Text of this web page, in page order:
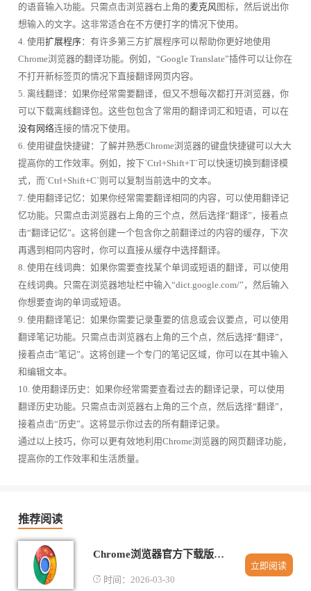
的语音输入功能。只需点击浏览器右上角的麦克风图标，然后说出你
想输入的文字。这非常适合在不方便打字的情况下使用。
4. 使用扩展程序：有许多第三方扩展程序可以帮助你更好地使用
Chrome浏览器的翻译功能。例如，“Google Translate”插件可以让你在
不打开新标签页的情况下直接翻译网页内容。
5. 离线翻译：如果你经常需要翻译，但又不想每次都打开浏览器，你
可以下载离线翻译包。这些包包含了常用的翻译词汇和短语，可以在
没有网络连接的情况下使用。
6. 使用键盘快捷键：了解并熟悉Chrome浏览器的键盘快捷键可以大大
提高你的工作效率。例如，按下`Ctrl+Shift+T`可以快速切换到翻译模
式，而`Ctrl+Shift+C`则可以复制当前选中的文本。
7. 使用翻译记忆：如果你经常需要翻译相同的内容，可以使用翻译记
忆功能。只需点击浏览器右上角的三个点，然后选择“翻译”，接着点
击“翻译记忆”。这将创建一个包含你之前翻译过的内容的缓存，下次
再遇到相同内容时，你可以直接从缓存中选择翻译。
8. 使用在线词典：如果你需要查找某个单词或短语的翻译，可以使用
在线词典。只需在浏览器地址栏中输入“dict.google.com/”，然后输入
你想要查询的单词或短语。
9. 使用翻译笔记：如果你需要记录重要的信息或会议要点，可以使用
翻译笔记功能。只需点击浏览器右上角的三个点，然后选择“翻译”，
接着点击“笔记”。这将创建一个专门的笔记区域，你可以在其中输入
和编辑文本。
10. 使用翻译历史：如果你经常需要查看过去的翻译记录，可以使用
翻译历史功能。只需点击浏览器右上角的三个点，然后选择“翻译”，
接着点击“历史”。这将显示你过去的所有翻译记录。
通过以上技巧，你可以更有效地利用Chrome浏览器的网页翻译功能，
提高你的工作效率和生活质量。
推荐阅读
Chrome浏览器官方下载版本选择指南
时间：2026-03-30
立即阅读